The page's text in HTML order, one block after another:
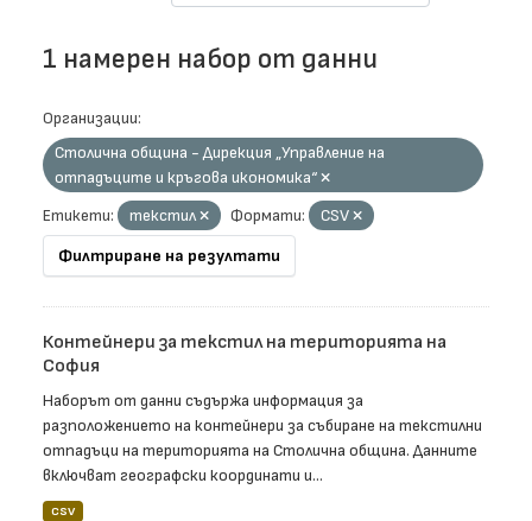
1 намерен набор от данни
Организации:
Столична община - Дирекция „Управление на
отпадъците и кръгова икономика“
Етикети:
текстил Формати:
CSV
Филтриране на резултати
Контейнери за текстил на територията на
София
Наборът от данни съдържа информация за
разположението на контейнери за събиране на текстилни
отпадъци на територията на Столична община. Данните
включват географски координати и...
CSV